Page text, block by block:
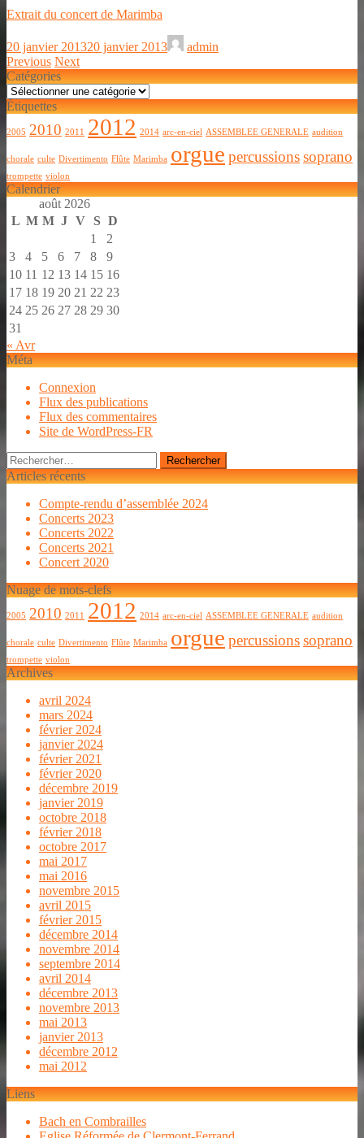
Extrait du concert de Marimba
20 janvier 201320 janvier 2013
admin
Previous Next
Catégories
Catégories
Étiquettes
2005 2010 2011 2012 2014 arc-en-ciel ASSEMBLEE GENERALE audition
chorale culte Divertimento Flûte Marimba orgue percussionssoprano
trompette violon
Calendrier
août 2026
L M M J V S D
1
2
3
4 5 6 7 8
9
10 11 12 13 14 15 16
17 18 19 20 21 22 23
24 25 26 27 28 29 30
31
« Avr
Méta
Connexion
Flux des publications
Flux des commentaires
Site de WordPress-FR
Rechercher :
Articles récents
Compte-rendu d’assemblée 2024
Concerts 2023
Concerts 2022
Concerts 2021
Concert 2020
Nuage de mots-clefs
2005 2010 2011 2012 2014 arc-en-ciel ASSEMBLEE GENERALE audition
chorale culte Divertimento Flûte Marimba orgue percussionssoprano
trompette violon
Archives
avril 2024
mars 2024
février 2024
janvier 2024
février 2021
février 2020
décembre 2019
janvier 2019
octobre 2018
février 2018
octobre 2017
mai 2017
mai 2016
novembre 2015
avril 2015
février 2015
décembre 2014
novembre 2014
septembre 2014
avril 2014
décembre 2013
novembre 2013
mai 2013
janvier 2013
décembre 2012
mai 2012
Liens
Bach en Combrailles